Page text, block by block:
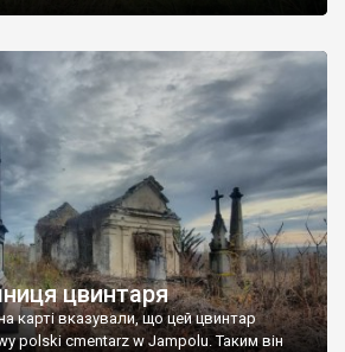
цвинтаря
карті вказували, що цей цвинтар
polski cmentarz w Jampolu. Таким він